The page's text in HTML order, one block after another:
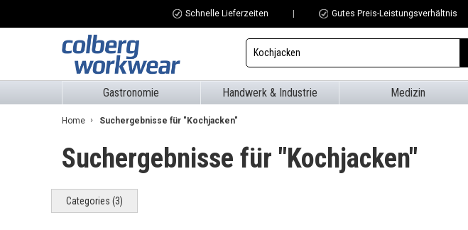
Schnelle Lieferzeiten Gutes Preis-Leistungsverhältnis
Zum
Inhalt
springen
Gastronomie Handwerk & Industrie Medizin
Home Suchergebnisse für "Kochjacken"
Suchergebnisse für "Kochjacken"
Categories (3)